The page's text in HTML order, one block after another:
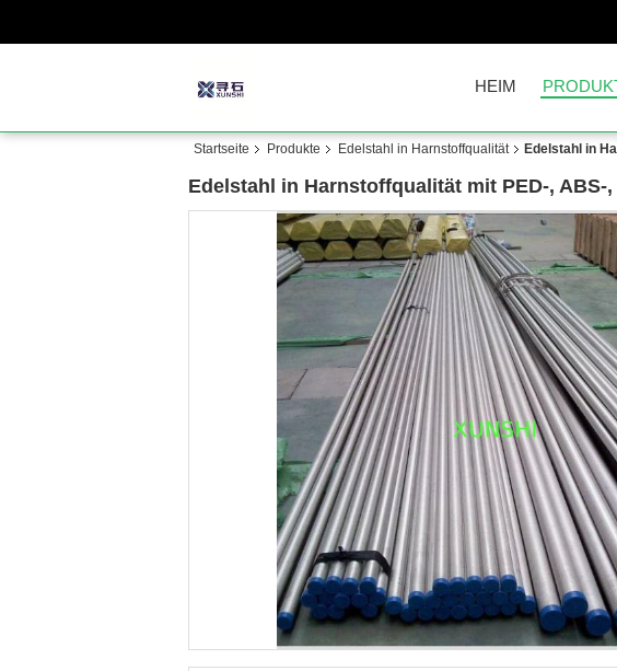
HEIM
Startseite Produkte Edelstahl in Harnstoffqualität Edelstahl in
Edelstahl in Harnstoffqualität mit PED-, ABS-